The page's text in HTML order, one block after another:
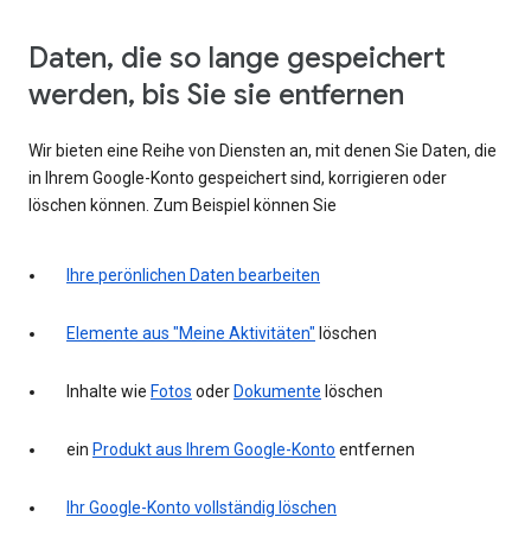
Daten, die so lange gespeichert
werden, bis Sie sie entfernen
Wir bieten eine Reihe von Diensten an, mit denen Sie Daten, die
in Ihrem Google-Konto gespeichert sind, korrigieren oder
löschen können. Zum Beispiel können Sie
Ihre perönlichen Daten bearbeiten
Elemente aus "Meine Aktivitäten" löschen
Inhalte wie Fotos oder Dokumente löschen
ein Produkt aus Ihrem Google-Konto entfernen
Ihr Google-Konto vollständig löschen